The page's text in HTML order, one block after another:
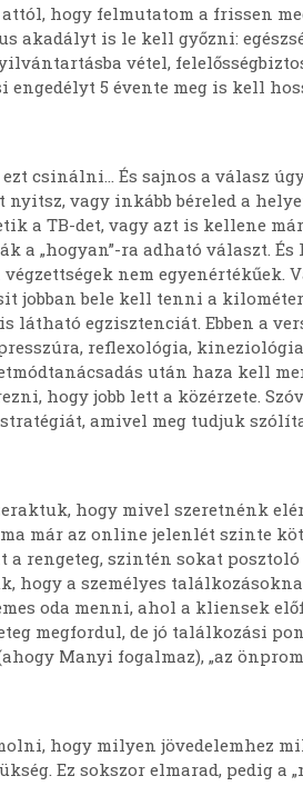
hogy felmutatom a frissen
akadályt is le kell győzni:
vétel,
5 évente meg is kell
csinálni… És sajnos a válasz
vagy inkább béreled a
a TB-det, vagy azt is kellene
a „hogyan”-ra adható választ.
nem egyenértékűek.
jobban bele kell tenni a
látható egzisztenciát. Ebben a
reflexológia,
után haza kell
hogy jobb lett a közérzete.
amivel meg tudjuk
hogy mivel szeretnénk
már az online jelenlét szinte
rengeteg, szintén sokat
hogy a személyes
oda menni, ahol a kliensek
megfordul, de jó találkozási
Manyi fogalmaz), „az
hogy milyen jövedelemhez
Ez sokszor elmarad, pedig a